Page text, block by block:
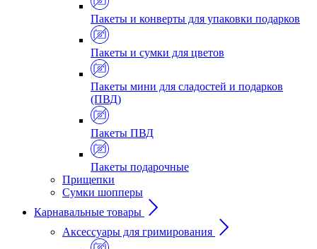
Пакеты и конверты для упаковки подарков
Пакеты и сумки для цветов
Пакеты мини для сладостей и подарков
(ПВД)
Пакеты ПВД
Пакеты подарочные
Прищепки
Сумки шопперы
Карнавальные товары
Аксессуары для гримирования